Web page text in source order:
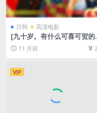
日韩 高清电影
[九十岁。有什么可喜可贺的]
九十歳。何がめでたい (2024)
[百度网盘+夸克网盘1080P
下载][MP4/5.9GB][中文字幕]
11 月前
VIP